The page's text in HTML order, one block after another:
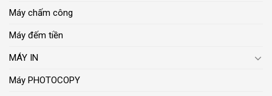
Máy chấm công
Máy đếm tiền
MÁY IN
Máy PHOTOCOPY